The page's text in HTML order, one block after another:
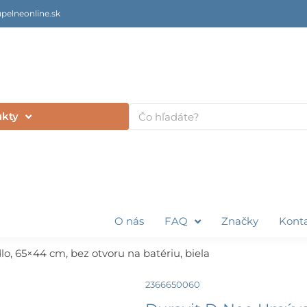
Vyhľadať
O nás FAQ Značky
65×44 cm, bez otvoru na batériu, biela
2366650060